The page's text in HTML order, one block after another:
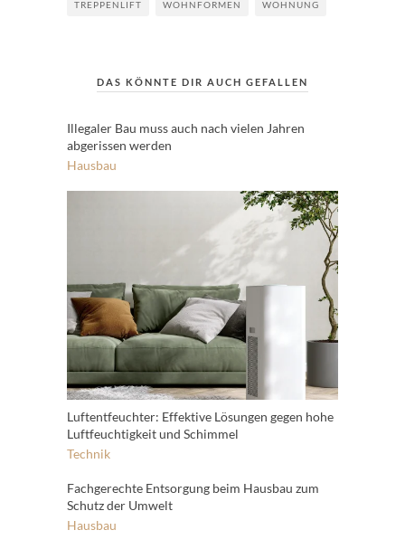
TREPPENLIFT WOHNFORMEN WOHNUNG
DAS KÖNNTE DIR AUCH GEFALLEN
Illegaler Bau muss auch nach vielen Jahren
abgerissen werden
Hausbau
Luftentfeuchter: Effektive Lösungen gegen hohe
Luftfeuchtigkeit und Schimmel
Technik
Fachgerechte Entsorgung beim Hausbau zum
Schutz der Umwelt
Hausbau